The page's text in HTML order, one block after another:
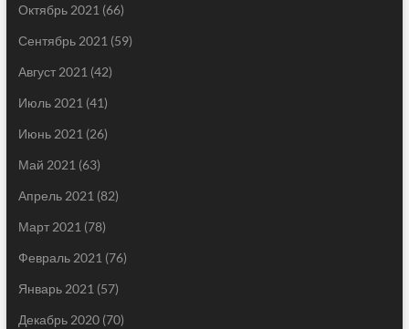
Октябрь 2021 (66)
Сентябрь 2021 (59)
Август 2021 (42)
Июль 2021 (41)
Июнь 2021 (26)
Май 2021 (63)
Апрель 2021 (82)
Март 2021 (78)
Февраль 2021 (76)
Январь 2021 (57)
Декабрь 2020(70)